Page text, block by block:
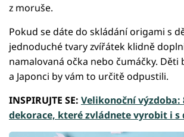
z moruše.
Pokud se dáte do skládání origami s
jednoduché tvary zvířátek klidně
namalovaná očka nebo čumáčky. Děti
a Japonci by vám to určitě odpustili.
INSPIRUJTE SE: Velikonoční výzdoba:
dekorace, které zvládnete vyrobit i s